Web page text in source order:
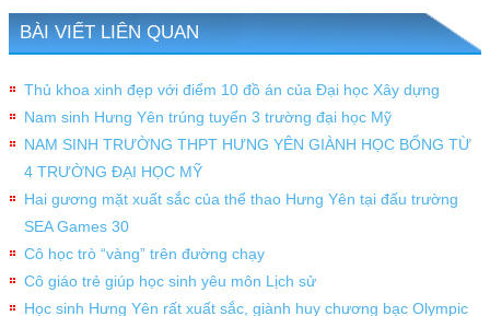
BÀI VIẾT LIÊN QUAN
Thủ khoa xinh đẹp với điểm 10 đồ án của Đại học Xây dựng
Nam sinh Hưng Yên trúng tuyển 3 trường đại học Mỹ
NAM SINH TRƯỜNG THPT HƯNG YÊN GIÀNH HỌC BỔNG TỪ
4 TRƯỜNG ĐẠI HỌC MỸ
Hai gương mặt xuất sắc của thể thao Hưng Yên tại đấu trường
SEA Games 30
Cô học trò “vàng” trên đường chạy
Cô giáo trẻ giúp học sinh yêu môn Lịch sử
Học sinh Hưng Yên rất xuất sắc, giành huy chương bạc Olympic